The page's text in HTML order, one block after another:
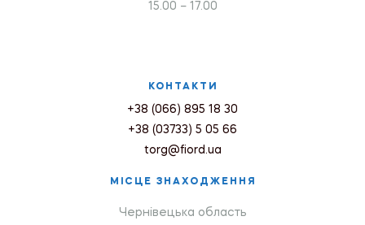
15.00 – 17.00
КОНТАКТИ
+38 (066) 895 18 30
+38 (03733) 5 05 66
torg@fiord.ua
МІСЦЕ ЗНАХОДЖЕННЯ
Чернівецька область